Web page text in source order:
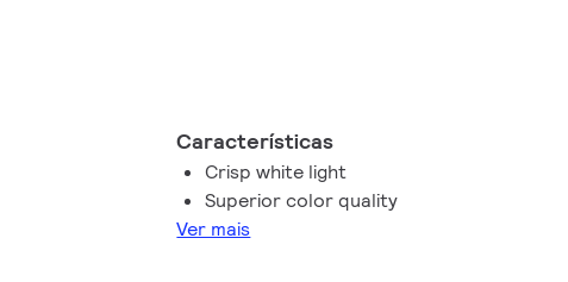
Características
Crisp white light
Superior color quality
Ver mais